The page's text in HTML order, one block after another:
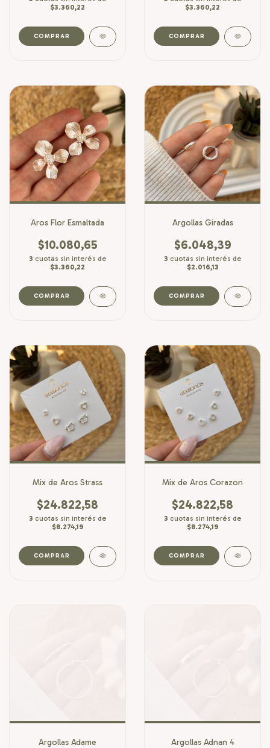
$3.360,22
$3.360,22
Aros Flor Esmaltada
$10.080,65
3 cuotas sin interés de
$3.360,22
Argollas Giradas
$6.048,39
3 cuotas sin interés de
$2.016,13
COMPRAR
Mix de Aros Strass
$24.822,58
3 cuotas sin interés de
$8.274,19
Mix de Aros Corazon
$24.822,58
3 cuotas sin interés de
$8.274,19
Argollas Adame Argollas Adnan 4